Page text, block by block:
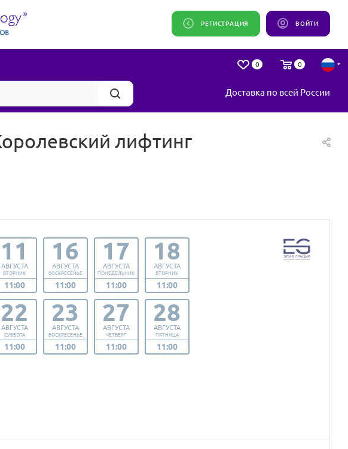
ВОЙТИ
РЕГИСТРАЦИЯ
0 0
Доставка по всей России
лифтинг
11
АВГУСТА
ВТОРНИК
11:00
16
АВГУСТА
ВОСКРЕСЕНЬЕ
11:00
17
АВГУСТА
ПОНЕДЕЛЬНИК
11:00
18
АВГУСТА
ВТОРНИК
11:00
22
АВГУСТА
СУББОТА
11:00
23
АВГУСТА
ВОСКРЕСЕНЬЕ
11:00
27
АВГУСТА
ЧЕТВЕРГ
11:00
28
АВГУСТА
ПЯТНИЦА
11:00